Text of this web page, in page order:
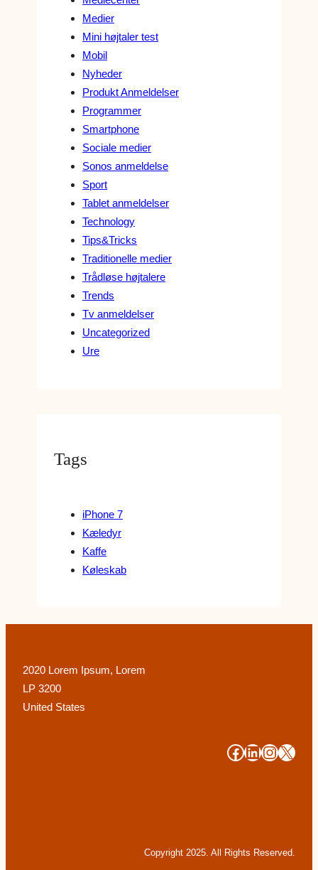
Medier
Mini højtaler test
Mobil
Nyheder
Produkt Anmeldelser
Programmer
Smartphone
Sociale medier
Sonos anmeldelse
Sport
Tablet anmeldelser
Technology
Tips&Tricks
Traditionelle medier
Trådløse højtalere
Trends
Tv anmeldelser
Uncategorized
Ure
Tags
iPhone 7
Kæledyr
Kaffe
Køleskab
2020 Lorem Ipsum, Lorem
LP 3200
United States
# # # #
Copyright 2025. All Rights Reserved.